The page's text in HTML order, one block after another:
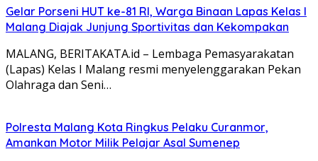
Gelar Porseni HUT ke-81 RI, Warga Binaan Lapas Kelas I
Malang Diajak Junjung Sportivitas dan Kekompakan
MALANG, BERITAKATA.id – Lembaga Pemasyarakatan
(Lapas) Kelas I Malang resmi menyelenggarakan Pekan
Olahraga dan Seni…
Polresta Malang Kota Ringkus Pelaku Curanmor,
Amankan Motor Milik Pelajar Asal Sumenep